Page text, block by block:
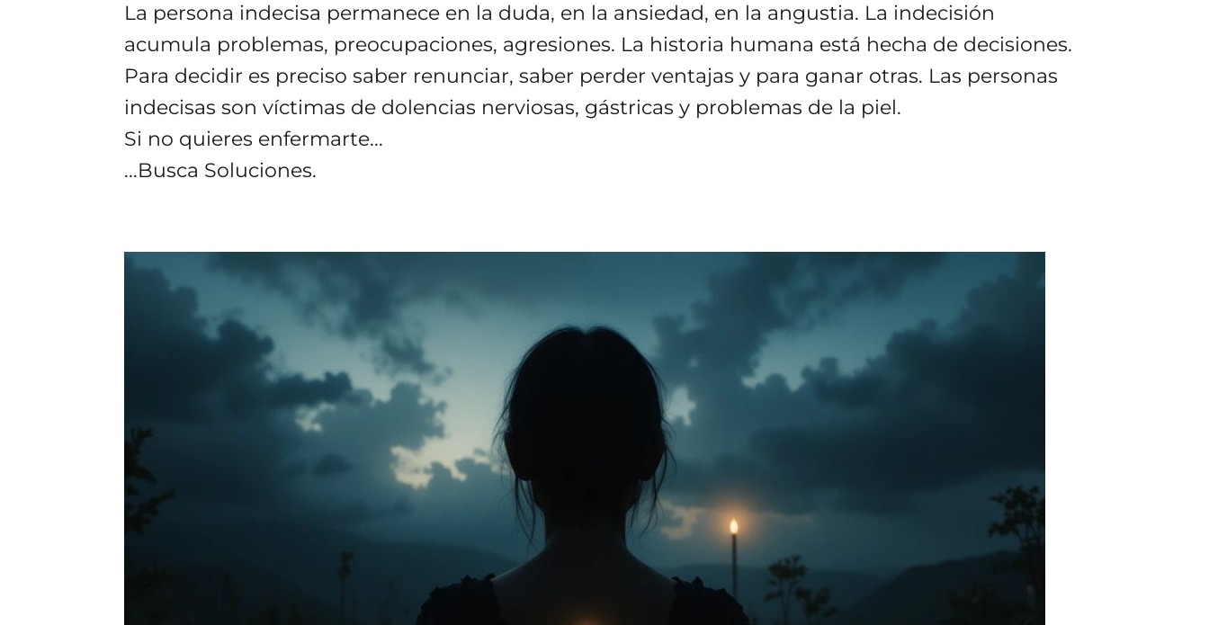
La persona indecisa permanece en la duda, en la ansiedad, en la angustia. La indecisión
acumula problemas, preocupaciones, agresiones. La historia humana está hecha de decisiones.
Para decidir es preciso saber renunciar, saber perder ventajas y para ganar otras. Las personas
indecisas son víctimas de dolencias nerviosas, gástricas y problemas de la piel.
Si no quieres enfermarte...
...Busca Soluciones.